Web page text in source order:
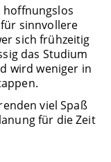
hoffnungslos
sinnvollere
sich frühzeitig
das Studium
wird weniger in
viel Spaß
für die Zeit